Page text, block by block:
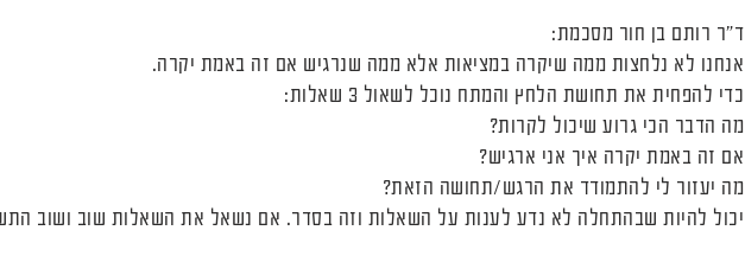
ד"ר רותם בן חור מסכמת:
אנחנו לא נלחצות ממה שיקרה במציאות אלא ממה שנרגיש אם זה באמת יקרה.
כדי להפחית את תחושת הלחץ והמתח נוכל לשאול 3 שאלות:
מה הדבר הכי גרוע שיכול לקרות?
אם זה באמת יקרה איך אני ארגיש?
מה יעזור לי להתמודד את הרגש/תחושה הזאת?
יכול להיות שבהתחלה לא נדע לענות על השאלות וזה בסדר. אם נשאל את השאלות שוב ושוב